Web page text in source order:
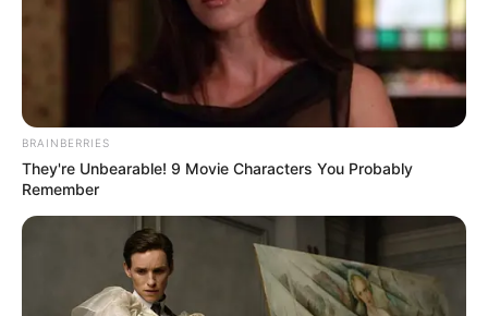
Feeling Tired? Here's The Trick To Perform Better
BRAINBERRIES
They're Unbearable! 9 Movie Characters You Probably
Remember